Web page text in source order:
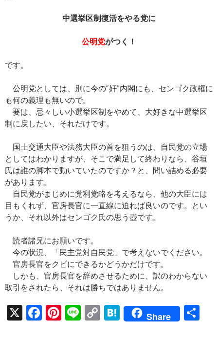
中選挙区制復活をやる党に
公明党がつく！
です。
公明党としては、別に今の“奸”内閣にも、センゴク政権に
も何の義理も無いので。
要は、忌々しい小選挙区制をやめて、大好きな中選挙区
制に戻したい、それだけです。
国土交通大臣や法務大臣の首を狙うのは、自民党の立場
としてはわかりますが、そこで満足して終わりなら、谷垣
氏は誰の脚本で動いていたのですか？と、問い詰める必要
があります。
自民党がまじめに党利党略を考えるなら、他の大臣には
目もくれず、官房長官に一直線に迫れば良いのです。とい
うか、それ以外はセンゴク氏の思う壺です。
読者諸兄にお願いです。
今の状況、「民主党対自民党」で考えないでください。
官房長官をクビにできるかどうかだけです。
しかも、官房長官を辞めさせるために、訳のわからない
取引をされたら、それは勝ちではありません。
X
F
Pi Li
C
H
Share